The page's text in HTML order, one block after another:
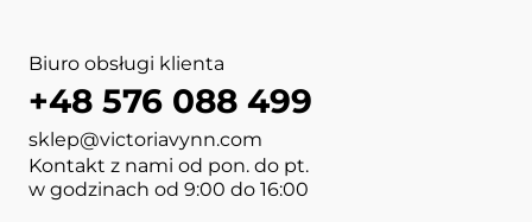
Biuro obsługi klienta
+48 576 088 499
sklep@victoriavynn.com
Kontakt z nami od pon. do pt.
w godzinach od 9:00 do 16:00